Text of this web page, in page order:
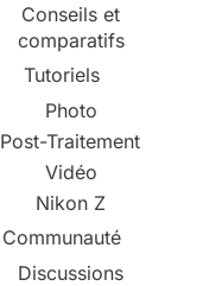
Conseils et
comparatifs
Tutoriels
Photo
Post-Traitement
Vidéo
Nikon Z
Communauté
Discussions